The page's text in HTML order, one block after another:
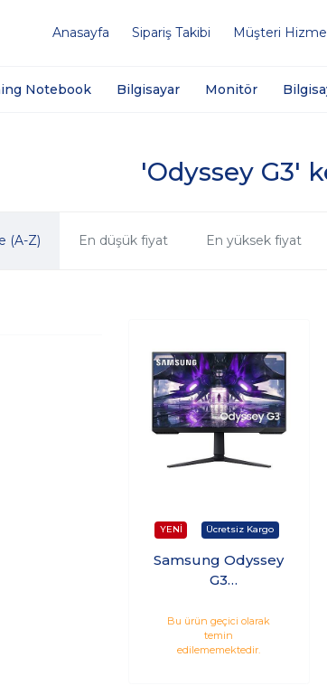
Anasayfa Sipariş Takibi Müşteri
Notebook Bilgisayar Monitör
'Odyssey G3'
(A-Z) En düşük fiyat En yüksek fiyat
Samsung Odyssey
G3
27" 165Hz 1ms Hdmı
Led Monitör
Bu ürün geçici olarak
temin
edilememektedir.